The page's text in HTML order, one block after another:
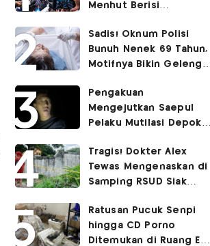
Menhut Berisi
Pengembaliannya
Belum Utuh
Sadis! Oknum Polisi
Bunuh Nenek 69 Tahun,
Motifnya Bikin Geleng
Pengakuan
Mengejutkan Saepul
Pelaku Mutilasi Depok:
Korban di Kontrakan
Tragis! Dokter Alex
Tewas Mengenaskan di
Samping RSUD Siak
Rocuronium
Ratusan Pucuk Senpi
hingga CD Porno
Ditemukan di Ruang Eks